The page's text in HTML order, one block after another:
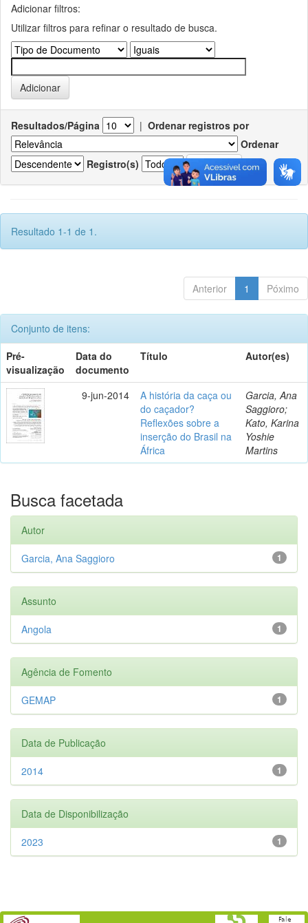
Adicionar filtros:
Utilizar filtros para refinar o resultado de busca.
Resultados/Página | Ordenar registros por
Ordenar
Registro(s)
Resultado 1-1 de 1.
Anterior 1 Póximo
Conjunto de itens:
Pré-
visualização
Data do
documento
Título Autor(es)
9-jun-2014
A história da caça ou
do caçador?
Reflexões sobre a
inserção do Brasil na
África
Garcia, Ana
Saggioro;
Kato, Karina
Yoshie
Martins
Busca facetada
Autor
1
Garcia, Ana Saggioro
Assunto
1
Angola
Agência de Fomento
1
GEMAP
Data de Publicação
1
2014
Data de Disponibilização
1
2023